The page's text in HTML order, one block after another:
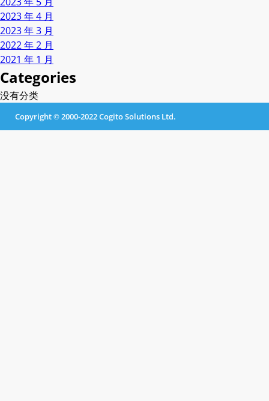
2023 年 4 月
2023 年 3 月
2022 年 2 月
2021 年 1 月
Categories
没有分类
Copyright © 2000-2022 Cogito Solutions Ltd.